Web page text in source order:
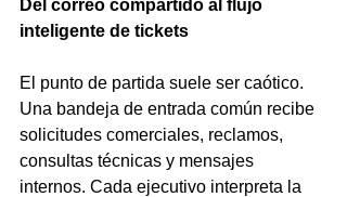
Del correo compartido al flujo
inteligente de tickets
El punto de partida suele ser caótico.
Una bandeja de entrada común recibe
solicitudes comerciales, reclamos,
consultas técnicas y mensajes
internos. Cada ejecutivo interpreta la